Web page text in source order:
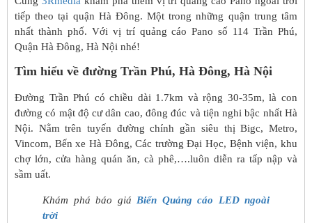
tiếp theo tại quận Hà Đông. Một trong những quận trung tâm
nhất thành phố. Với vị trí quảng cáo Pano số 114 Trần Phú,
Quận Hà Đông, Hà Nội nhé!
Tìm hiểu về đường Trần Phú, Hà Đông, Hà Nội
Đường Trần Phú có chiều dài 1.7km và rộng 30-35m, là con
đường có mật độ cư dân cao, đông đúc và tiện nghi bậc nhất Hà
Nội. Nằm trên tuyến đường chính gần siêu thị Bigc, Metro,
Vincom, Bến xe Hà Đông, Các trường Đại Học, Bệnh viện, khu
chợ lớn, cửa hàng quán ăn, cà phê,….luôn diễn ra tấp nập và
sầm uất.
Khám phá báo giá Biển Quảng cáo LED ngoài
trời